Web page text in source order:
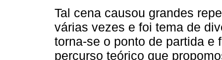
Tal cena causou grandes
várias vezes e foi tema de
torna-se o ponto de partida e
percurso teórico que